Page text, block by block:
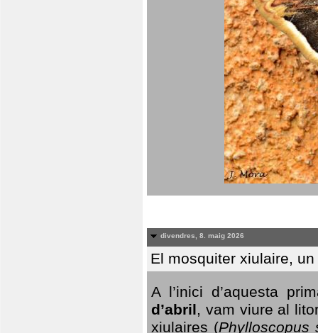
divendres, 8. maig 2026
El mosquiter xiulaire,
A l’inici d’aquesta
d’abril, vam viure al
xiulaires (Phylloscopus